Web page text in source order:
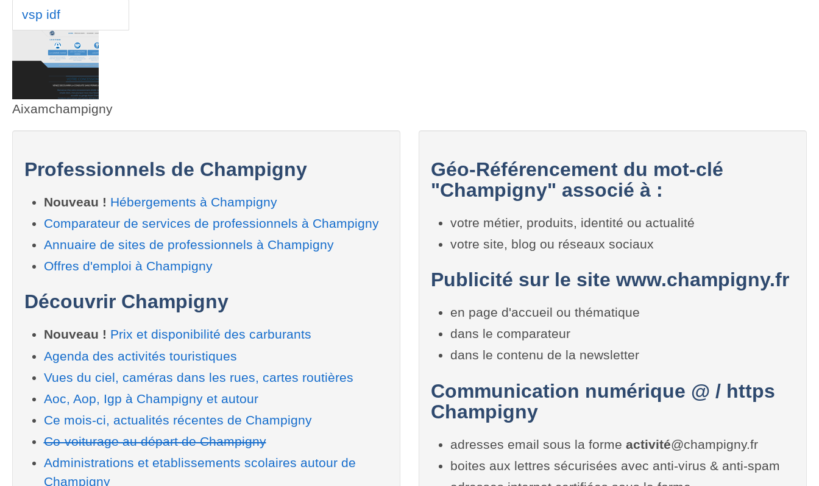
vsp idf
Aixamchampigny
Professionnels de Champigny
Nouveau ! Hébergements à Champigny
Comparateur de services de professionnels à Champigny
Annuaire de sites de professionnels à Champigny
Offres d'emploi à Champigny
Découvrir Champigny
Nouveau ! Prix et disponibilité des carburants
Agenda des activités touristiques
Vues du ciel, caméras dans les rues, cartes routières
Aoc, Aop, Igp à Champigny et autour
Ce mois-ci, actualités récentes de Champigny
Co-voiturage au départ de Champigny
Administrations et etablissements scolaires autour de
Champigny
Géo-Référencement du mot-clé
"Champigny" associé à :
votre métier, produits, identité ou actualité
votre site, blog ou réseaux sociaux
Publicité sur le site www.champigny.fr
en page d'accueil ou thématique
dans le comparateur
dans le contenu de la newsletter
Communication numérique @ / https
Champigny
adresses email sous la forme activité@champigny.fr
boites aux lettres sécurisées avec anti-virus & anti-spam